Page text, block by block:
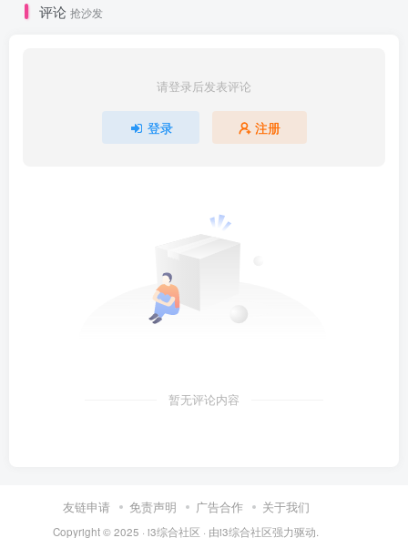
评论 抢沙发
请登录后发表评论
登录 注册
暂无评论内容
友链申请 免责声明 广告合作 关于我们
Copyright © 2025 · i3综合社区 · 由i3综合社区强力驱动.